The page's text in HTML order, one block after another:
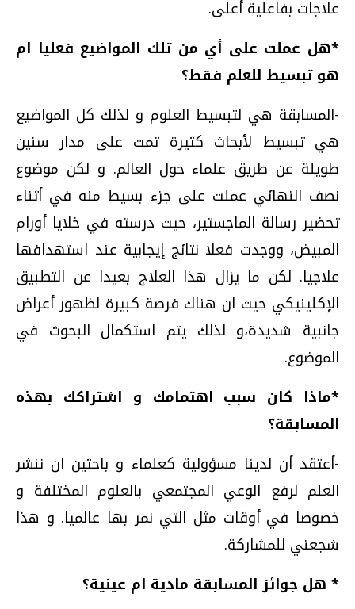
علاجات بفاعلية أعلى.
*هل عملت على أي من تلك المواضيع فعليا ام
هو تبسيط للعلم فقط؟
-المسابقة هي لتبسيط العلوم و لذلك كل المواضيع
هي تبسيط لأبحاث كثيرة تمت على مدار سنين
طويلة عن طريق علماء حول العالم. و لكن موضوع
نصف النهائي عملت على جزء بسيط منه في أثناء
تحضير رسالة الماجستير، حيث درسته في خلايا أورام
المبيض، ووجدت فعلا نتائج إيجابية عند استهدافها
علاجيا. لكن ما يزال هذا العلاج بعيدا عن التطبيق
الإكلينيكي حيث ان هناك فرصة كبيرة لظهور أعراض
جانبية شديدة،و لذلك يتم استكمال البحوث في
الموضوع.
*ماذا كان سبب اهتمامك و اشتراكك بهذه
المسابقة؟
-أعتقد أن لدينا مسؤولية كعلماء و باحثين ان ننشر
العلم لرفع الوعي المجتمعي بالعلوم المختلفة و
خصوصا في أوقات مثل التي نمر بها عالميا. و هذا
شجعني للمشاركة.
* هل جوائز المسابقة مادية ام عينية؟